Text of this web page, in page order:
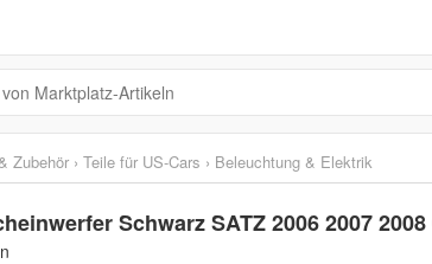
Zubehör › Teile für US-Cars › Beleuchtung & Elektrik
Schwarz SATZ 2006 2007